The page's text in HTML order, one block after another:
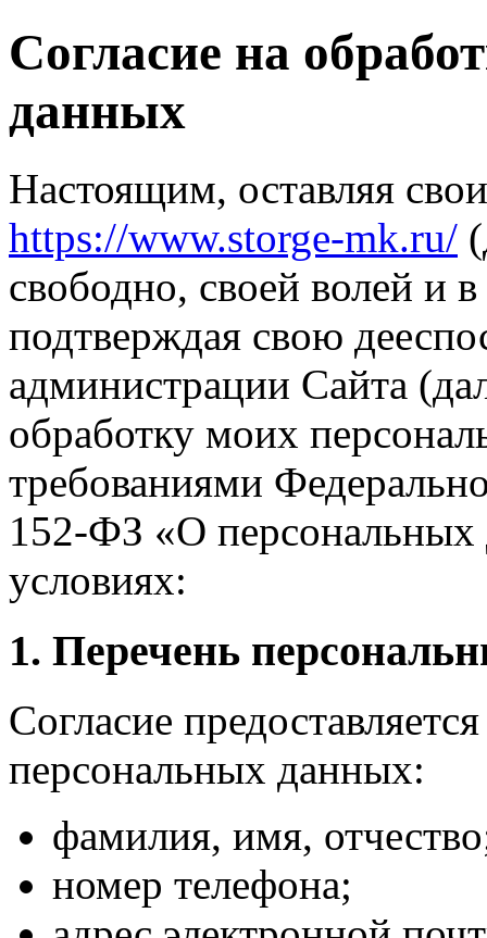
Согласие на
данных
Настоящим, оставляя
https://www.storge-mk.ru/
свободно, своей волей и
подтверждая свою
администрации Сайта
обработку моих
требованиями
152-ФЗ «О
условиях:
1. Перечень
Согласие
персональных данных:
фамилия, имя,
номер телефона;